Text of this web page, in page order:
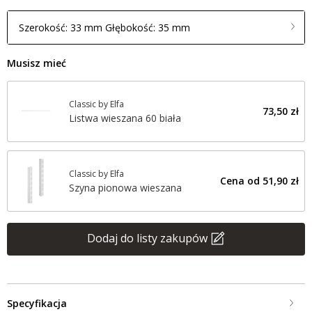
Szerokość: 33 mm Głębokość: 35 mm
Musisz mieć
Classic by Elfa
Listwa wieszana 60 biała
73,50 zł
Classic by Elfa
Szyna pionowa wieszana
Cena od 51,90 zł
Dodaj do listy zakupów
Specyfikacja